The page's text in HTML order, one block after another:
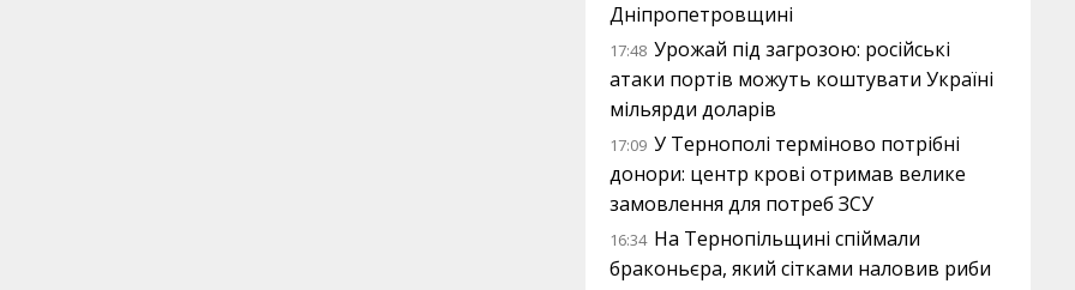
Дніпропетровщині
17:48 Урожай під загрозою: російські
атаки портів можуть коштувати Україні
мільярди доларів
17:09 У Тернополі терміново потрібні
донори: центр крові отримав велике
замовлення для потреб ЗСУ
16:34 На Тернопільщині спіймали
браконьєра, який сітками наловив риби